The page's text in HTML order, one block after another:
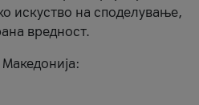
искуство на споделување,
вредност.